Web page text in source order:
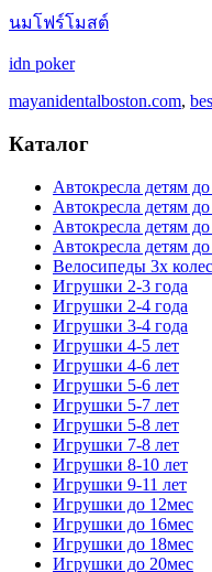
นมโฟร์โมสต์
idn poker
mayanidentalboston.com,
Каталог
Автокресла детям
Автокресла детям
Автокресла детям
Автокресла детям
Велосипеды 3х
Игрушки 2-3 года
Игрушки 2-4 года
Игрушки 3-4 года
Игрушки 4-5 лет
Игрушки 4-6 лет
Игрушки 5-6 лет
Игрушки 5-7 лет
Игрушки 5-8 лет
Игрушки 7-8 лет
Игрушки 8-10 лет
Игрушки 9-11 лет
Игрушки до 12мес
Игрушки до 16мес
Игрушки до 18мес
Игрушки до 20мес